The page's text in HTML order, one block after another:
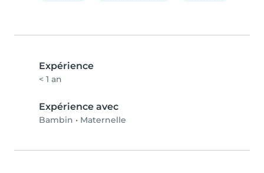
Expérience
< 1 an
Expérience avec
Bambin • Maternelle